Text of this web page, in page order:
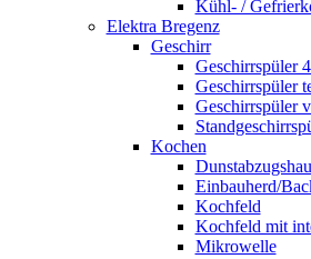
Kühl- /
Elektra Bregenz
Geschirr
Geschirrspüler
Geschirrspüler
Geschirrspüler
Kochen
Einbauherd/
Kochfeld
Kochfeld mit
Mikrowelle